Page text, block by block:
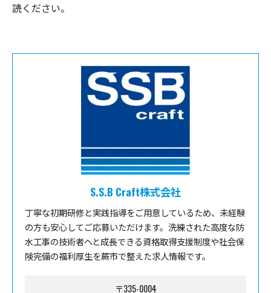
読ください。
S.S.B Craft株式会社
丁寧な初期研修と実践指導をご用意しているため、未経験
の方も安心してご応募いただけます。洗練された高度な防
水工事の技術者へと成長できる資格取得支援制度や社会保
険完備の福利厚生を蕨市で整えた求人情報です。
〒335-0004